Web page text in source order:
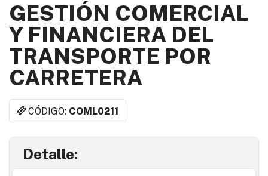
GESTIÓN COMERCIAL
Y FINANCIERA DEL
TRANSPORTE POR
CARRETERA
CÓDIGO: COML0211
Detalle: